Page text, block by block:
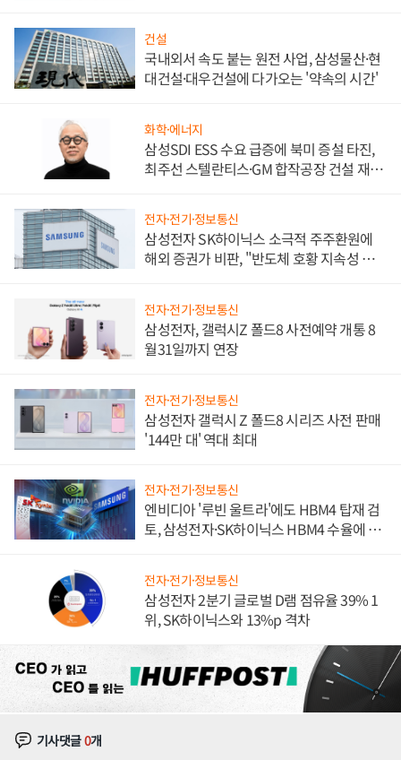
건설
국내외서 속도 붙는 원전 사업, 삼성물산·현
대건설·대우건설에 다가오는 '약속의 시간'
화학·에너지
삼성SDI ESS 수요 급증에 북미 증설 타진,
최주선 스텔란티스·GM 합작공장 건설 재추
전자·전기·정보통신
삼성전자 SK하이닉스 소극적 주주환원에
해외 증권가 비판, "반도체 호황 지속성 의
전자·전기·정보통신
삼성전자, 갤럭시Z 폴드8 사전예약 개통 8
월31일까지 연장
전자·전기·정보통신
삼성전자 갤럭시 Z 폴드8 시리즈 사전 판매
'144만 대' 역대 최대
전자·전기·정보통신
엔비디아 '루빈 울트라'에도 HBM4 탑재 검
토, 삼성전자·SK하이닉스 HBM4 수율에 주
전자·전기·정보통신
삼성전자 2분기 글로벌 D램 점유율 39% 1
위, SK하이닉스와 13%p 격차
기사댓글0개